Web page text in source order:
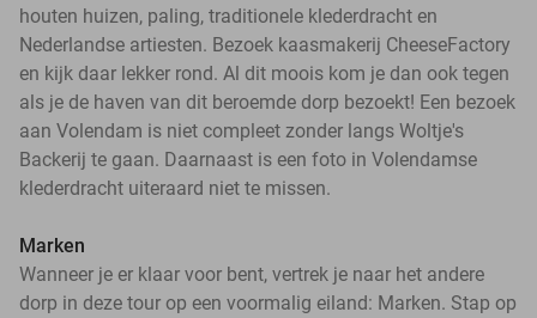
houten huizen, paling, traditionele klederdracht en
Nederlandse artiesten. Bezoek kaasmakerij CheeseFactory
en kijk daar lekker rond. Al dit moois kom je dan ook tegen
als je de haven van dit beroemde dorp bezoekt! Een bezoek
aan Volendam is niet compleet zonder langs Woltje's
Backerij te gaan. Daarnaast is een foto in Volendamse
klederdracht uiteraard niet te missen.
Marken
Wanneer je er klaar voor bent, vertrek je naar het andere
dorp in deze tour op een voormalig eiland: Marken. Stap op